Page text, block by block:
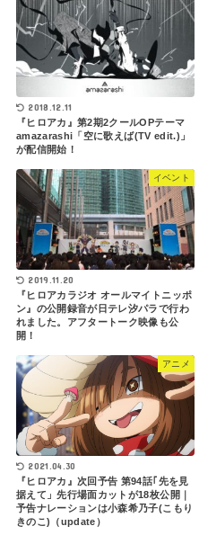
2018.12.11
『ヒロアカ』第2期2クールOPテーマ
amazarashi「空に歌えば(TV edit.)」
が配信開始！
イベント
2019.11.20
『ヒロアカラジオ オールマイトニッポ
ン』の公開録音が日テレ汐パラで行わ
れました。アフタートーク映像も公
開！
アニメ
2021.04.30
『ヒロアカ』次回予告 第94話｢先を見
据えて」先行場面カットが18枚公開｜
予告ナレーションは小森希乃子(こもり
きのこ)（update）